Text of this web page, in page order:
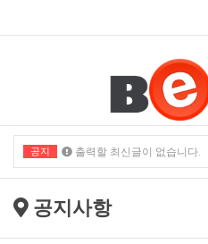
공지 출력할 최신글이 없습니다.
공지사항